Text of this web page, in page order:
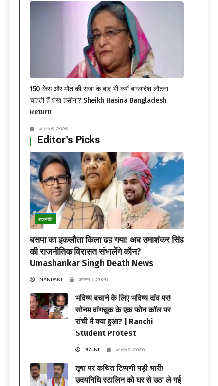
150 केस और मौत की सजा के बाद भी क्यों बांग्लादेश लौटना
चाहती हैं शेख हसीना? Sheikh Hasina Bangladesh
Return
अगस्त 6, 2026
Editor's Picks
राजनीति
बसपा का इकलौता किला ढह गया! अब उमाशंकर सिंह
की राजनीतिक विरासत संभालेंगे कौन?
Umashankar Singh Death News
NANDANI अगस्त 7, 2026
भविष्य बचाने के लिए भविष्य दांव पर!
सोनम वांगचुक के एक फोन कॉल पर
रांची में क्या हुआ? | Ranchi
Student Protest
RAJNI अगस्त 6, 2026
तृषा पर कथित टिप्पणी पड़ी भारी!
उदयनिधि स्टालिन को घर से उठा ले गई